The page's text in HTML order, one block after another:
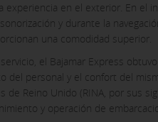
experiencia en el exterior. En el
y durante la
una comodidad superior.
el Bajamar Express
del personal y el confort del
de Reino Unido (RINA, por sus
y operación de